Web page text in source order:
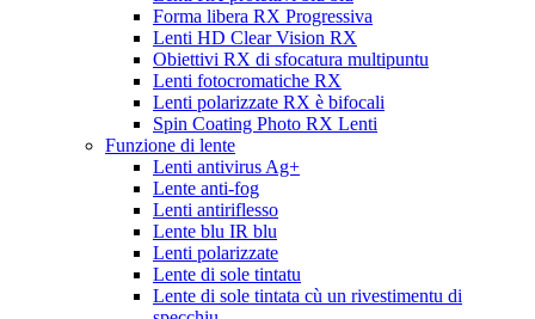
Forma libera RX Progressiva
Lenti HD Clear Vision RX
Obiettivi RX di sfocatura multipuntu
Lenti fotocromatiche RX
Lenti polarizzate RX è bifocali
Spin Coating Photo RX Lenti
Funzione di lente
Lenti antivirus Ag+
Lente anti-fog
Lenti antiriflesso
Lente blu IR blu
Lenti polarizzate
Lente di sole tintatu
Lente di sole tintata cù un rivestimentu di